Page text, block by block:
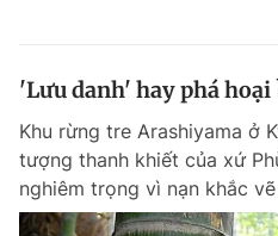
'Lưu danh' hay phá hoại
Khu rừng tre Arashiyama ở
tượng thanh khiết của xứ
nghiêm trọng vì nạn khắc